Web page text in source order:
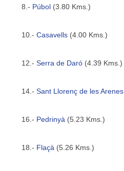
8.- Púbol (3.80 Kms.)
10.-Casavells (4.00 Kms.)
12.-Serra de Daró (4.39 Kms.)
14.-Sant Llorenç de les Arenes
16.- Pedrinyà (5.23 Kms.)
18.- Flaçà (5.26 Kms.)